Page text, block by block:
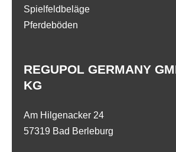
REGUPOL GERMANY
KG
Am Hilgenacker 24
57319 Bad Berleburg
Spielfeldbeläge
Pferdeböden